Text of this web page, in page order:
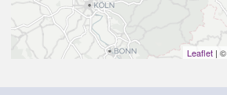
Leaflet | ©